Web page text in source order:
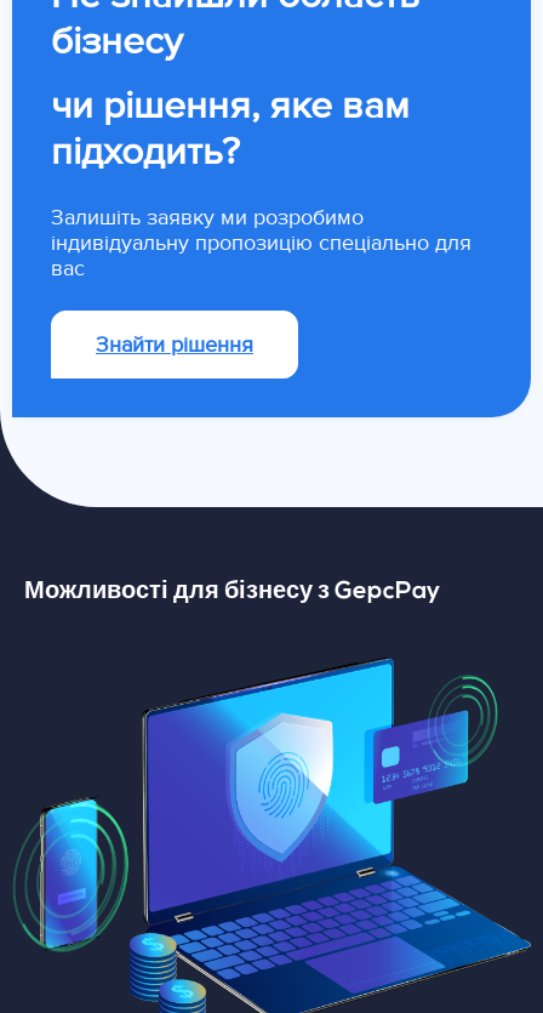
бізнесу
чи рішення, яке вам
підходить?
Залишіть заявку ми розробимо
індивідуальну пропозицію спеціально для
вас
Знайти рішення
Можливості для бізнесу з GepcPay